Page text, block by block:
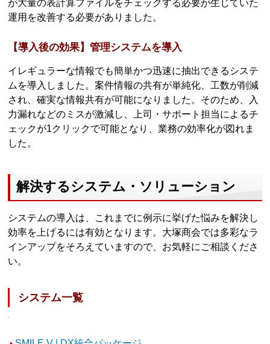
が大量の表計算ファイルをチェックする必要が生じていた
運用を改善する必要がありました。
【導入後の効果】管理システムを導入
イレギュラーな情報でも簡単かつ迅速に抽出できるシステ
ムを導入しました。案件情報の共有が単純化、工数が削減
され、確実な情報共有が可能になりました。そのため、入
力漏れなどのミスが激減し、上司・サポート担当によるチ
ェックが1クリックで可能となり、業務の効率化が図れま
した。
解決するシステム・ソリューション
システムの導入は、これまでに例示に挙げた悩みを解決し
効率を上げるには有効となります。大塚商会では多彩なラ
インアップをそろえていますので、お気軽にご相談くださ
い。
システム一覧